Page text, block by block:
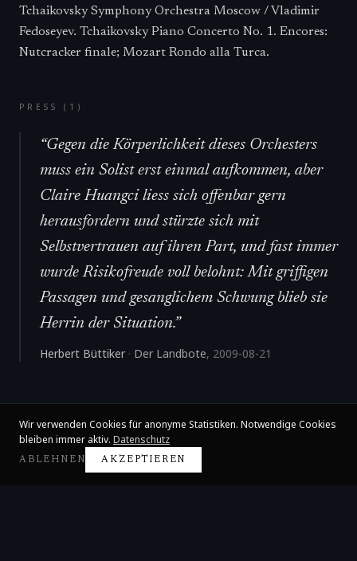
Tchaikovsky Symphony Orchestra Moscow / Vladimir
Fedoseyev. Tchaikovsky Piano Concerto No. 1. Encores:
Nutcracker finale; Mozart Rondo alla Turca.
PRESS ( 1 )
“Gegen die Körperlichkeit dieses Orchesters
muss ein Solist erst einmal aufkommen, aber
Claire Huangci liess sich offenbar gern
herausfordern und stürzte sich mit
Selbstvertrauen auf ihren Part, und fast immer
wurde Risikofreude voll belohnt: Mit griffigen
Passagen und gesanglichem Schwung blieb sie
Herrin der Situation.”
Herbert Büttiker · Der Landbote, 2009-08-21
Wir verwenden Cookies für anonyme Statistiken. Notwendige Cookies
bleiben immer aktiv. Datenschutz
ABLEHNEN AKZEPTIEREN